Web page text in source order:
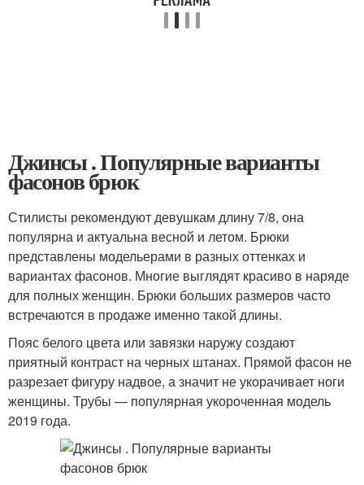
Джинсы . Популярные варианты
фасонов брюк
Стилисты рекомендуют девушкам длину 7/8, она
популярна и актуальна весной и летом. Брюки
представлены модельерами в разных оттенках и
вариантах фасонов. Многие выглядят красиво в наряде
для полных женщин. Брюки больших размеров часто
встречаются в продаже именно такой длины.
Пояс белого цвета или завязки наружу создают
приятный контраст на черных штанах. Прямой фасон не
разрезает фигуру надвое, а значит не укорачивает ноги
женщины. Трубы — популярная укороченная модель
2019 года.